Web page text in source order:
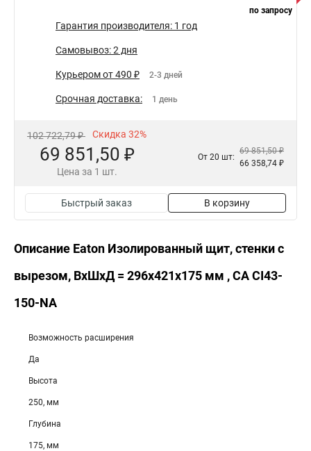
по запросу
Гарантия производителя: 1 год
Самовывоз: 2 дня
Курьером от 490 ₽ 2-3 дней
Срочная доставка: 1 день
102 722,79 ₽ Скидка 32%
69 851,50 ₽
Цена за 1 шт.
От 20 шт:
69 851,50 ₽
66 358,74 ₽
Быстрый заказ В корзину
Описание Eaton Изолированный щит, стенки с
вырезом, ВхШхД = 296x421x175 мм , СА CI43-
150-NA
Возможность расширения
Да
Высота
250, мм
Глубина
175, мм